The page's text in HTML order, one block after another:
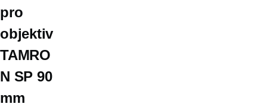
pro
objektiv
TAMRO
N SP 90
mm